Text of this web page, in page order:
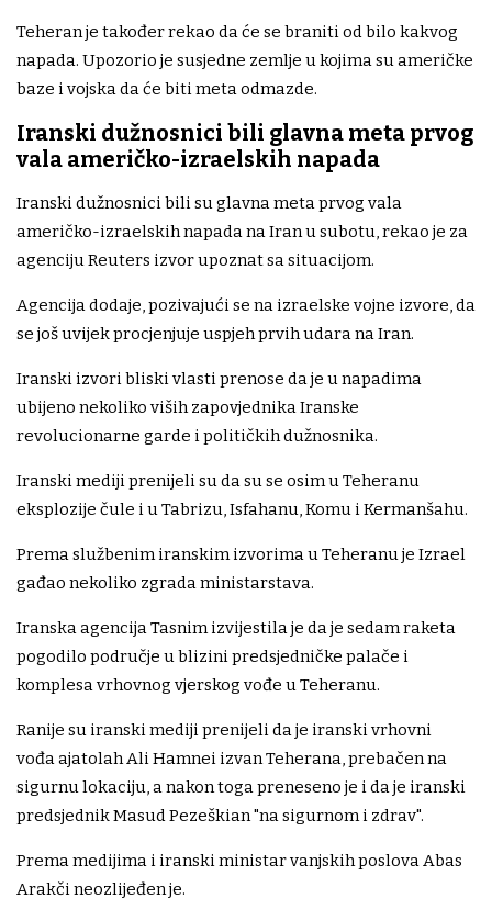
Teheran je također rekao da će se braniti od bilo kakvog
napada. Upozorio je susjedne zemlje u kojima su američke
baze i vojska da će biti meta odmazde.
Iranski dužnosnici bili glavna meta prvog
vala američko-izraelskih napada
Iranski dužnosnici bili su glavna meta prvog vala
američko-izraelskih napada na Iran u subotu, rekao je za
agenciju Reuters izvor upoznat sa situacijom.
Agencija dodaje, pozivajući se na izraelske vojne izvore, da
se još uvijek procjenjuje uspjeh prvih udara na Iran.
Iranski izvori bliski vlasti prenose da je u napadima
ubijeno nekoliko viših zapovjednika Iranske
revolucionarne garde i političkih dužnosnika.
Iranski mediji prenijeli su da su se osim u Teheranu
eksplozije čule i u Tabrizu, Isfahanu, Komu i Kermanšahu.
Prema službenim iranskim izvorima u Teheranu je Izrael
gađao nekoliko zgrada ministarstava.
Iranska agencija Tasnim izvijestila je da je sedam raketa
pogodilo područje u blizini predsjedničke palače i
komplesa vrhovnog vjerskog vođe u Teheranu.
Ranije su iranski mediji prenijeli da je iranski vrhovni
vođa ajatolah Ali Hamnei izvan Teherana, prebačen na
sigurnu lokaciju, a nakon toga preneseno je i da je iranski
predsjednik Masud Pezeškian "na sigurnom i zdrav".
Prema medijima i iranski ministar vanjskih poslova Abas
Arakči neozlijeđen je.